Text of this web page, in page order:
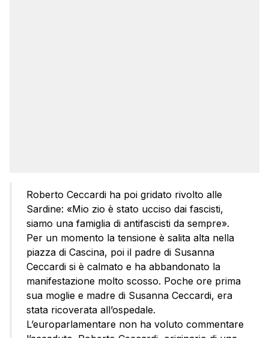
Roberto Ceccardi ha poi gridato rivolto alle
Sardine: «Mio zio è stato ucciso dai fascisti,
siamo una famiglia di antifascisti da sempre».
Per un momento la tensione è salita alta nella
piazza di Cascina, poi il padre di Susanna
Ceccardi si è calmato e ha abbandonato la
manifestazione molto scosso. Poche ore prima
sua moglie e madre di Susanna Ceccardi, era
stata ricoverata all’ospedale.
L’europarlamentare non ha voluto commentare